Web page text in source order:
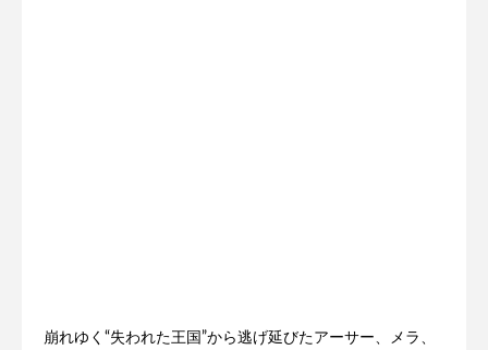
崩れゆく“失われた王国”から逃げ延びたアーサー、メラ、